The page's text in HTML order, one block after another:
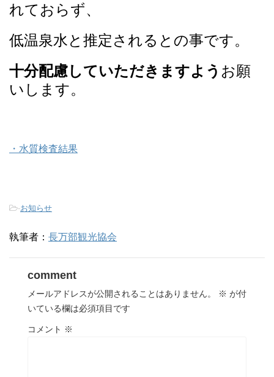
れておらず、
低温泉水と推定されるとの事です。
十分配慮していただきますよう お願
いします。
・水質検査結果
-お知らせ
執筆者： 長万部観光協会
comment
メールアドレスが公開されることはありません。 ※ が付
いている欄は必須項目です
コメント ※